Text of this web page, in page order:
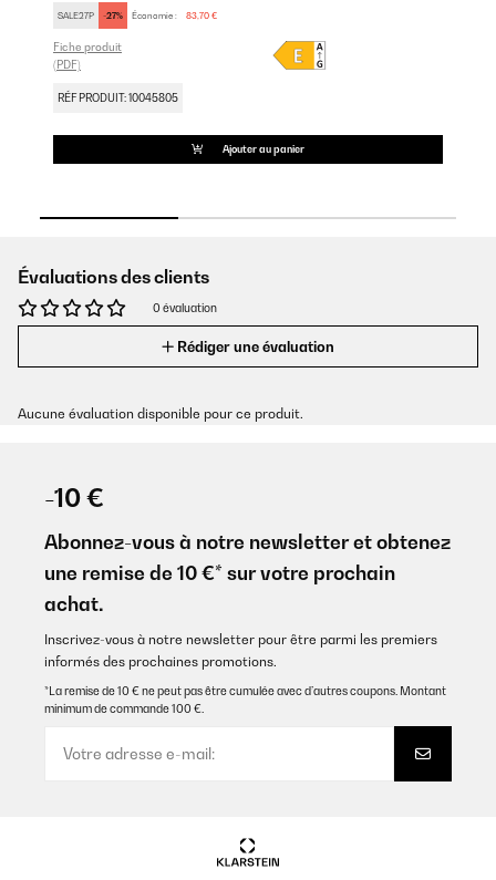
SALE27P -27% Économie : 83,70 €
Fiche produit
(PDF)
RÉF PRODUIT: 10045805
Ajouter au panier
Évaluations des clients
0 évaluation
Rédiger une évaluation
Aucune évaluation disponible pour ce produit.
-10 €
Abonnez-vous à notre newsletter et obtenez
une remise de 10 €* sur votre prochain
achat.
Inscrivez-vous à notre newsletter pour être parmi les premiers
informés des prochaines promotions.
*La remise de 10 € ne peut pas être cumulée avec d’autres coupons. Montant
minimum de commande 100 €.